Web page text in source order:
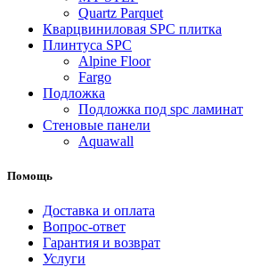
Quartz Parquet
Кварцвиниловая SPC плитка
Плинтуса SPC
Alpine Floor
Fargo
Подложка
Подложка под spc ламинат
Стеновые панели
Aquawall
Помощь
Доставка и оплата
Вопрос-ответ
Гарантия и возврат
Услуги